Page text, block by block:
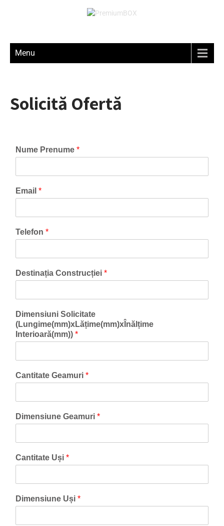
Menu
Solicită Ofertă
Nume Prenume *
Email *
Telefon *
Destinația Construcției *
Dimensiuni Solicitate
(Lungime(mm)xLățime(mm)xÎnălțime
Interioară(mm)) *
Cantitate Geamuri *
Dimensiune Geamuri *
Cantitate Uși *
Dimensiune Uși *